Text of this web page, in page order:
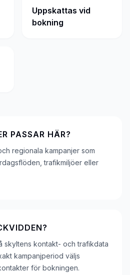
Uppskattas vid
bokning
PASSAR HÄR?
regionala kampanjer som
trafikmiljöer eller
skyltens kontakt- och trafikdata
kampanjperiod väljs
för bokningen.